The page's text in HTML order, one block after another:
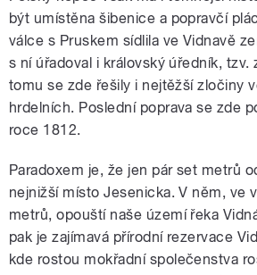
být umístěna šibenice a popravčí
válce s Pruskem sídlila ve Vidnavě
s ní úřadoval i královský úředník, tzv.
tomu se zde řešily i nejtěžší zločiny
hrdelních. Poslední poprava se zde
roce 1812.
Paradoxem je, že jen pár set metrů
nejnižší místo Jesenicka. V něm, ve
metrů, opouští naše území řeka
pak je zajímavá přírodní rezervace
kde rostou mokřadní společenstva